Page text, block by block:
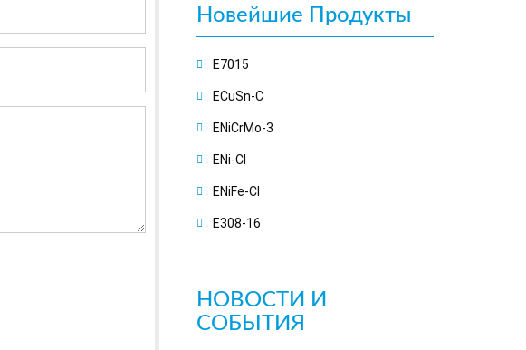
Новейшие Продукты
E7015
ECuSn-C
ENiCrMo-3
ENi-CI
ENiFe-CI
E308-16
НОВОСТИ И
СОБЫТИЯ